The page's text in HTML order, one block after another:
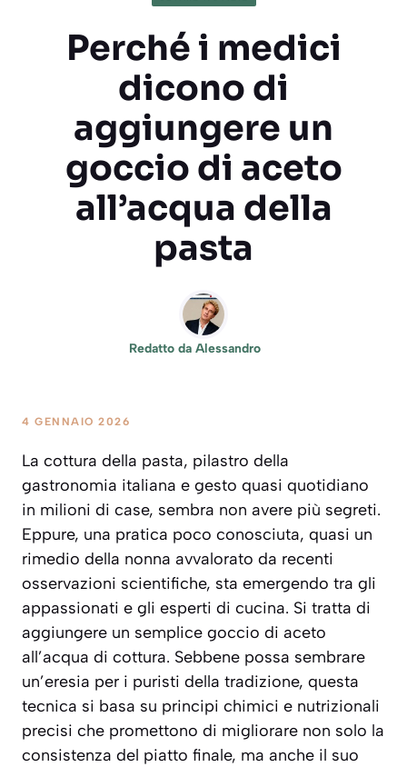
Perché i medici
dicono di
aggiungere un
goccio di aceto
all’acqua della
pasta
Redatto da Alessandro
4 GENNAIO 2026
La cottura della pasta, pilastro della
gastronomia italiana e gesto quasi quotidiano
in milioni di case, sembra non avere più segreti.
Eppure, una pratica poco conosciuta, quasi un
rimedio della nonna avvalorato da recenti
osservazioni scientifiche, sta emergendo tra gli
appassionati e gli esperti di cucina. Si tratta di
aggiungere un semplice goccio di aceto
all’acqua di cottura. Sebbene possa sembrare
un’eresia per i puristi della tradizione, questa
tecnica si basa su principi chimici e nutrizionali
precisi che promettono di migliorare non solo la
consistenza del piatto finale, ma anche il suo